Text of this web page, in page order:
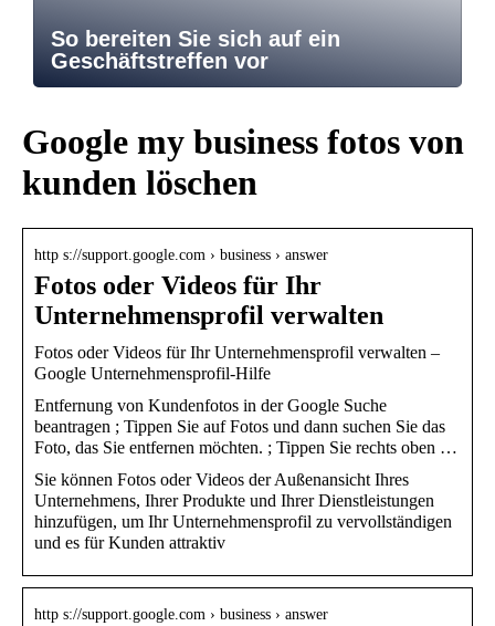
So bereiten Sie sich auf ein
Geschäftstreffen vor
Google my business fotos von
kunden löschen
http s://support.google.com › business › answer
Fotos oder Videos für Ihr
Unternehmensprofil verwalten
Fotos oder Videos für Ihr Unternehmensprofil verwalten –
Google Unternehmensprofil-Hilfe
Entfernung von Kundenfotos in der Google Suche
beantragen ; Tippen Sie auf Fotos und dann suchen Sie das
Foto, das Sie entfernen möchten. ; Tippen Sie rechts oben …
Sie können Fotos oder Videos der Außenansicht Ihres
Unternehmens, Ihrer Produkte und Ihrer Dienstleistungen
hinzufügen, um Ihr Unternehmensprofil zu vervollständigen
und es für Kunden attraktiv
http s://support.google.com › business › answer